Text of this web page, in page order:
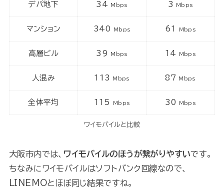
デパ地下 34 Mbps 3 Mbps
マンション 340 Mbps 61 Mbps
高層ビル 39 Mbps 14 Mbps
人混み 113 Mbps 87 Mbps
全体平均 115 Mbps 30 Mbps
ワイモバイルと比較
大阪市内では、 ワイモバイルのほうが繋がりやすいです。
ちなみにワイモバイルはソフトバンク回線なので、
LINEMOとほぼ同じ結果ですね。